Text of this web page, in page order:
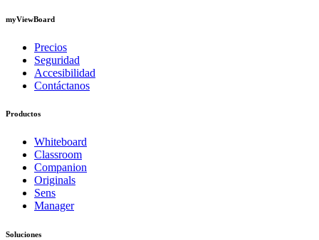
myViewBoard
Precios
Seguridad
Accesibilidad
Contáctanos
Productos
Whiteboard
Classroom
Companion
Originals
Sens
Manager
Soluciones